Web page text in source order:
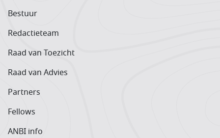
Bestuur
Redactieteam
Raad van Toezicht
Raad van Advies
Partners
Fellows
ANBI info